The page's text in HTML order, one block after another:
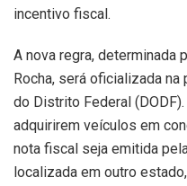
incentivo fiscal.
A nova regra, determinada
Rocha, será oficializada
do Distrito Federal
adquirirem veículos em
nota fiscal seja emitida
localizada em outro